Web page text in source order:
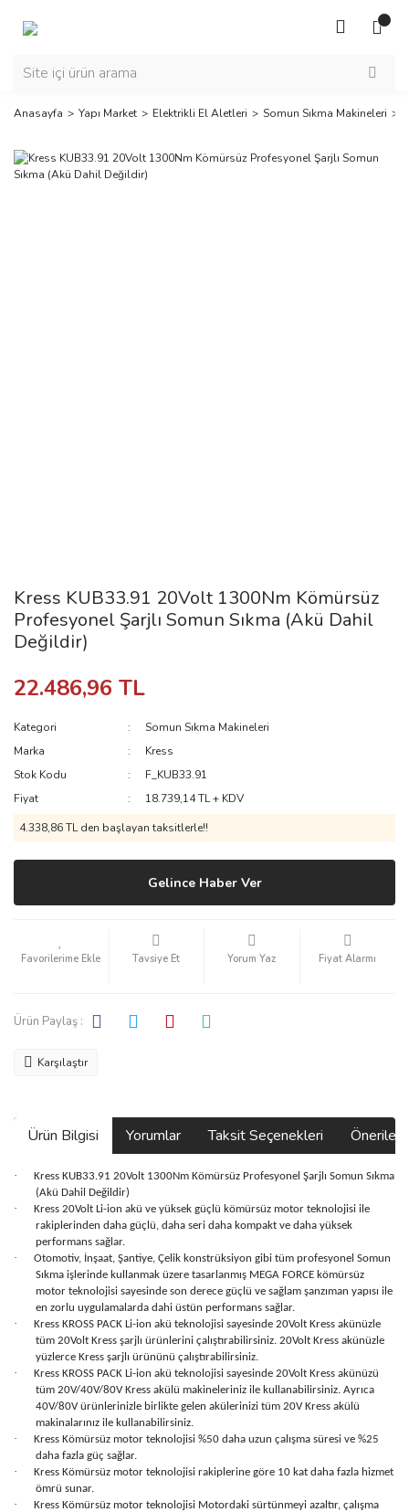
Anasayfa Yapı Market Elektrikli El Aletleri Somun Sıkma Makineleri
Kress KUB33.91 20Volt 1300Nm Kömürsüz
Profesyonel Şarjlı Somun Sıkma (Akü Dahil
Değildir)
22.486,96 TL
Kategori
Somun Sıkma Makineleri
Marka
Kress
Stok Kodu
F_KUB33.91
Fiyat
18.739,14 TL + KDV
4.338,86 TL den başlayan taksitlerle!!
Gelince Haber Ver
Tavsiye Et Yorum Yaz Fiyat Alarmı
Ürün Paylaş :
Karşılaştır
Ürün Bilgisi Yorumlar Taksit Seçenekleri
·
Kress KUB33.91 20Volt 1300Nm Kömürsüz Profesyonel Şarjlı Somun Sıkma
(Akü Dahil Değildir)
·
Kress 20Volt Li-ion akü ve yüksek güçlü kömürsüz motor teknolojisi ile
rakiplerinden daha güçlü, daha seri daha kompakt ve daha yüksek
performans sağlar.
·
Otomotiv, İnşaat, Şantiye, Çelik konstrüksiyon gibi tüm profesyonel Somun
Sıkma işlerinde kullanmak üzere tasarlanmış MEGA FORCE kömürsüz
motor teknolojisi sayesinde son derece güçlü ve sağlam şanzıman yapısı ile
en zorlu uygulamalarda dahi üstün performans sağlar.
·
Kress KROSS PACK Li-ion akü teknolojisi sayesinde 20Volt Kress akünüzle
tüm 20Volt Kress şarjlı ürünlerini çalıştırabilirsiniz. 20Volt Kress akünüzle
yüzlerce Kress şarjlı ürününü çalıştırabilirsiniz.
·
Kress KROSS PACK Li-ion akü teknolojisi sayesinde 20Volt Kress akünüzü
tüm 20V/40V/80V Kress akülü makineleriniz ile kullanabilirsiniz. Ayrıca
40V/80V ürünlerinizle birlikte gelen akülerinizi tüm 20V Kress akülü
makinalarınız ile kullanabilirsiniz.
·
Kress Kömürsüz motor teknolojisi %50 daha uzun çalışma süresi ve %25
daha fazla güç sağlar.
·
Kress Kömürsüz motor teknolojisi rakiplerine göre 10 kat daha fazla hizmet
ömrü sunar.
·
Kress Kömürsüz motor teknolojisi Motordaki sürtünmeyi azaltır, çalışma